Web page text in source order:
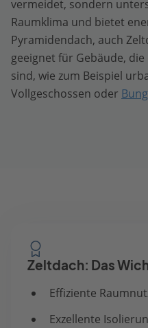
vermeidet, sondern
Raumklima und bietet
Pyramidendach, auch
geeignet für Gebäude,
sind, wie zum Beispiel
Vollgeschossen oder
Zeltdach: Das
Effiziente
Exzellente